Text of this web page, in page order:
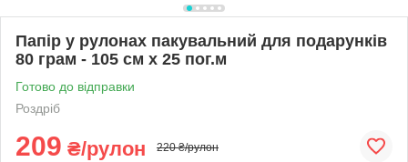
Папір у рулонах пакувальний для подарунків
80 грам - 105 см х 25 пог.м
Готово до відправки
Роздріб
209 ₴/рулон 220 ₴/рулон